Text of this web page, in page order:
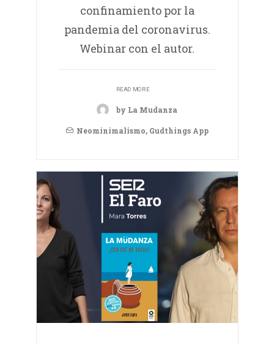
confinamiento por la
pandemia del coronavirus.
Webinar con el autor.
READ MORE
by La Mudanza
Neominimalismo, Gudthings App